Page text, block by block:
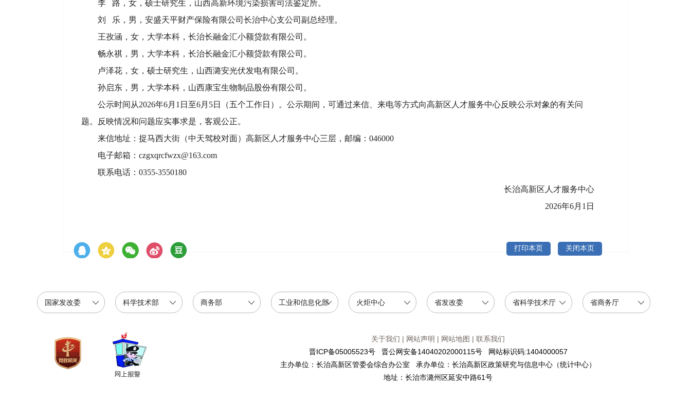
李 路，女，硕士研究生，山西高新环境污染损害司法鉴定所。
刘 乐，男，安盛天平财产保险有限公司长治中心支公司副总经理。
王孜涵，女，大学本科，长治长融金汇小额贷款有限公司。
畅永祺，男，大学本科，长治长融金汇小额贷款有限公司。
卢泽花，女，硕士研究生，山西潞安光伏发电有限公司。
孙启东，男，大学本科，山西康宝生物制品股份有限公司。
公示时间从2026年6月1日至6月5日（五个工作日）。公示期间，可通过来信、来电等方式向高新区人才服务中心反映公示对象的有关问
题。反映情况和问题应实事求是，客观公正。
来信地址：捉马西大街（中天驾校对面）高新区人才服务中心三层，邮编：046000
电子邮箱：czgxqrcfwzx@163.com
联系电话：0355-3550180
长治高新区人才服务中心
2026年6月1日
打印本页 关闭本页
国家发改委 科学技术部 商务部 工业和信息化部 火炬中心 省发改委 省科学技术厅 省商务厅
关于我们 | 网站声明 | 网站地图 | 联系我们
晋ICP备05005523号晋公网安备14040202000115号 网站标识码:1404000057
主办单位：长治高新区管委会综合办公室 承办单位：长治高新区政策研究与信息中心（统计中心）
地址：长治市潞州区延安中路61号